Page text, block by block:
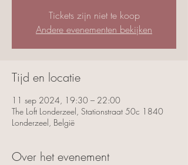
Tickets zijn niet te koop
Andere evenementen bekijken
Tijd en locatie
11 sep 2024, 19:30 – 22:00
The Loft Londerzeel, Stationstraat 50c 1840
Londerzeel, België
Over het evenement